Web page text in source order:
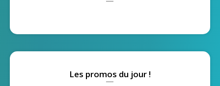
Les promos du jour !